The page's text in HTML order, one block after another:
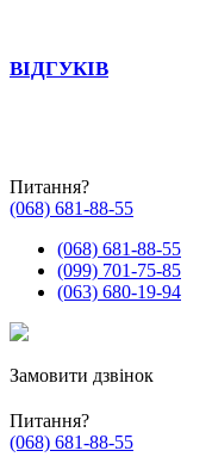
ВІДГУКІВ
Питання?
(068) 681-88-55
(068) 681-88-55
(099) 701-75-85
(063) 680-19-94
Замовити дзвінок
Питання?
(068) 681-88-55